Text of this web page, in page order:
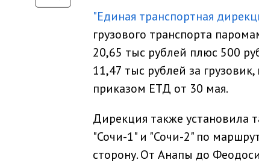
"Единая транспортная
грузового транспорта
20,65 тыс рублей плюс 500
11,47 тыс рублей за
приказом ЕТД от 30 мая.
Дирекция также установила
"Сочи-1" и "Сочи-2" по
сторону. От Анапы до